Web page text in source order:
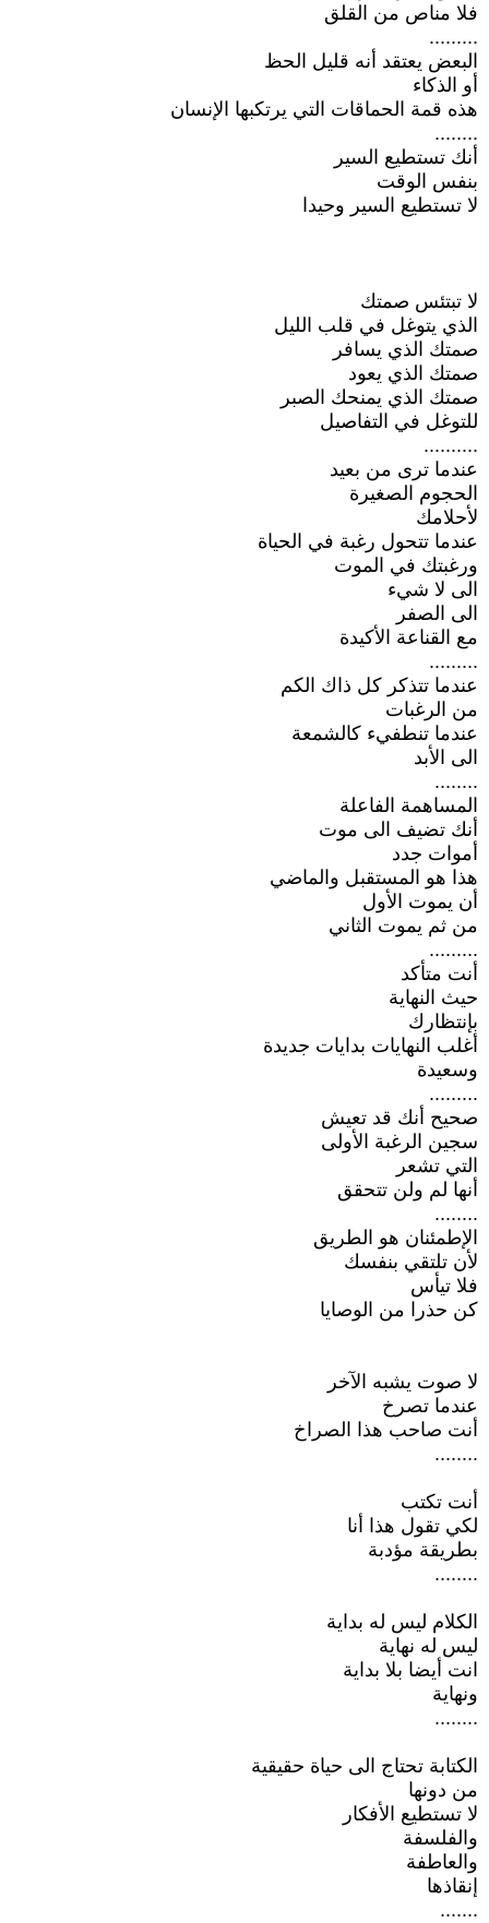
فلا مناص من القلق
.........
البعض يعتقد أنه قليل الحظ
أو الذكاء
هذه قمة الحماقات التي يرتكبها الإنسان
........
أنك تستطيع السير
بنفس الوقت
لا تستطيع السير وحيدا
لا تبتئس صمتك
الذي يتوغل في قلب الليل
صمتك الذي يسافر
صمتك الذي يعود
صمتك الذي يمنحك الصبر
للتوغل في التفاصيل
..........
عندما ترى من بعيد
الحجوم الصغيرة
لأحلامك
عندما تتحول رغبة في الحياة
ورغبتك في الموت
الى لا شيء
الى الصفر
مع القناعة الأكيدة
.........
عندما تتذكر كل ذاك الكم
من الرغبات
عندما تنطفيء كالشمعة
الى الأبد
........
المساهمة الفاعلة
أنك تضيف الى موت
أموات جدد
هذا هو المستقبل والماضي
أن يموت الأول
من ثم يموت الثاني
.........
أنت متأكد
حيث النهاية
بإنتظارك
أغلب النهايات بدايات جديدة
وسعيدة
.........
صحيح أنك قد تعيش
سجين الرغبة الأولى
التي تشعر
أنها لم ولن تتحقق
........
الإطمئنان هو الطريق
لأن تلتقي بنفسك
فلا تيأس
كن حذرا من الوصايا
لا صوت يشبه الآخر
عندما تصرخ
أنت صاحب هذا الصراخ
........
أنت تكتب
لكي تقول هذا أنا
بطريقة مؤدبة
........
الكلام ليس له بداية
ليس له نهاية
انت أيضا بلا بداية
ونهاية
........
الكتابة تحتاج الى حياة حقيقية
من دونها
لا تستطيع الأفكار
والفلسفة
والعاطفة
إنقاذها
.......